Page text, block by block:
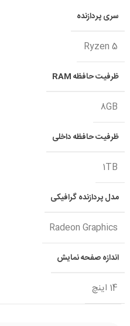
سری پردازنده
Ryzen 5
ظرفیت حافظه RAM
8GB
ظرفیت حافظه داخلی
1TB
مدل پردازنده گرافیکی
Radeon Graphics
اندازه صفحه نمایش
14 اینچ